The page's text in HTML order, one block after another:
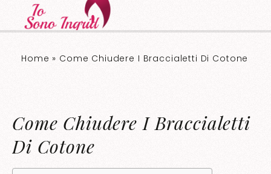
Home » Come Chiudere I Braccialetti Di Cotone
Come Chiudere I Braccialetti
Di Cotone